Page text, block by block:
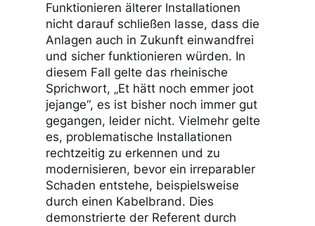
Funktionieren älterer Installationen
nicht darauf schließen lasse, dass die
Anlagen auch in Zukunft einwandfrei
und sicher funktionieren würden. In
diesem Fall gelte das rheinische
Sprichwort, „Et hätt noch emmer joot
jejange“, es ist bisher noch immer gut
gegangen, leider nicht. Vielmehr gelte
es, problematische Installationen
rechtzeitig zu erkennen und zu
modernisieren, bevor ein irreparabler
Schaden entstehe, beispielsweise
durch einen Kabelbrand. Dies
demonstrierte der Referent durch